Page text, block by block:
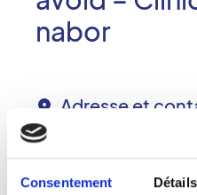
Consentement Détails
nabor
Adresse et
75 rue des généraux
57500SAINT-AVOLD
Téléphone :
03 87 29